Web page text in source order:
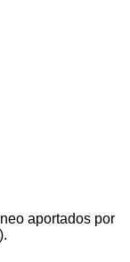
aportados por